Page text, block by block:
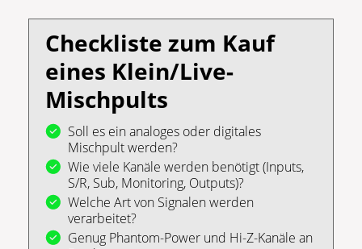
Checkliste zum Kauf
eines Klein/Live-
Mischpults
Soll es ein analoges oder digitales
Mischpult werden?
Wie viele Kanäle werden benötigt (Inputs,
S/R, Sub, Monitoring, Outputs)?
Welche Art von Signalen werden
verarbeitet?
Genug Phantom-Power und Hi-Z-Kanäle an